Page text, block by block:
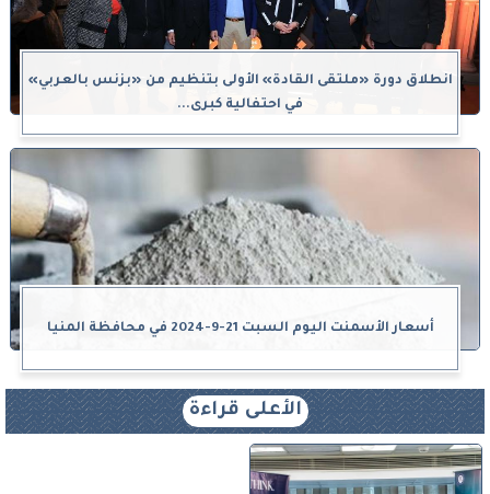
انطلاق دورة «ملتقى القادة» الأولى بتنظيم من «بزنس بالعربي»
في احتفالية كبرى...
أسعار الأسمنت اليوم السبت 21-9-2024 في محافظة المنيا
الأعلى قراءة